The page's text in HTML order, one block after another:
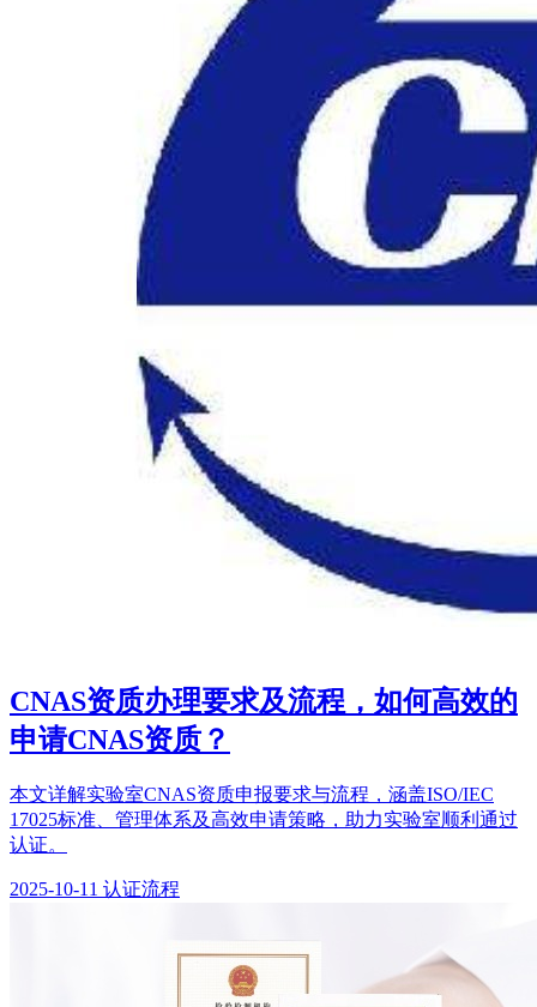
CNAS资质办理要求及流程，如何高效的
申请CNAS资质？
本文详解实验室CNAS资质申报要求与流程，涵盖ISO/IEC
17025标准、管理体系及高效申请策略，助力实验室顺利通过
认证。
2025-10-11 认证流程